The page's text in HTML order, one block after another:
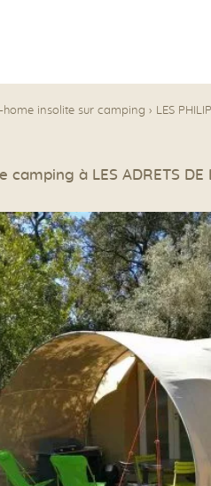
insolite sur camping › LES
à LES ADRETS DE